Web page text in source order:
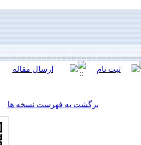
برگشت به فهرست نسخه ها